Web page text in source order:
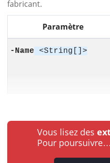
fabricant.
Paramètre
-Name <String[]>
Vous lisez des
Pour poursuivre…